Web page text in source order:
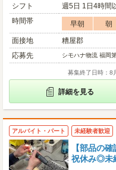
シフト
週5日 1日4時間
時間帯
早朝 朝
面接地
糟屋郡
応募先
シモハナ物流 福岡
募集終了日時：8
詳細を見る
アルバイト・パート 未経験者歓迎
【部品の
祝休み◎未